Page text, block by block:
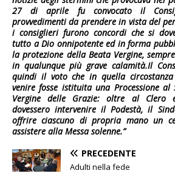
27 di aprile fu convocato il
provvedimenti da prendere in vista del
i consiglieri furono concordi che si
tutto a Dio onnipotente ed in forma
la protezione della Beata Vergine,
in qualunque più grave calamità.Il
quindi il voto che in quella
venire fosse istituita una Processione al
Vergine delle Grazie: oltre al Clero
dovessero intervenire il Podestà, il
offrire ciascuno di propria mano un
assistere alla Messa solenne.”
PRECEDENTE
Adulti nella fede